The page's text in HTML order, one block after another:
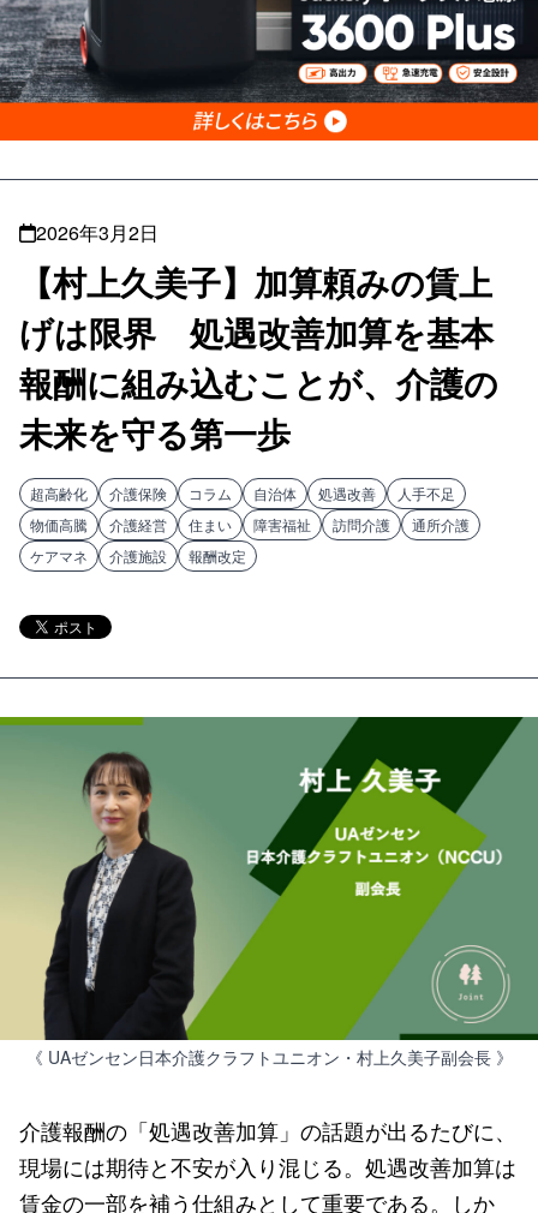
2026年3月2日
【村上久美子】加算頼みの賃上
げは限界 処遇改善加算を基本
報酬に組み込むことが、介護の
未来を守る第一歩
超高齢化 介護保険 コラム 自治体 処遇改善
人手不足
物価高騰
介護経営 住まい 障害福祉 訪問介護
通所介護
ケアマネ
介護施設 報酬改定
《 UAゼンセン日本介護クラフトユニオン・村上久美子副会長 》
介護報酬の「処遇改善加算」の話題が出るたびに、
現場には期待と不安が入り混じる。処遇改善加算は
賃金の一部を補う仕組みとして重要である。しか